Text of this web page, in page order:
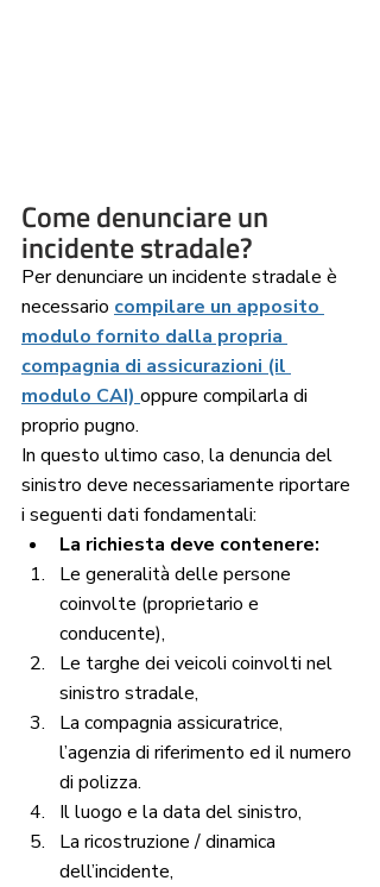
Come denunciare un
incidente stradale?
Per denunciare un incidente stradale è
necessario compilare un apposito
modulo fornito dalla propria
compagnia di assicurazioni (il
modulo CAI) oppure compilarla di
proprio pugno.
In questo ultimo caso, la denuncia del
sinistro deve necessariamente riportare
i seguenti dati fondamentali:
La richiesta deve contenere:
Le generalità delle persone
coinvolte (proprietario e
conducente),
Le targhe dei veicoli coinvolti nel
sinistro stradale,
La compagnia assicuratrice,
l’agenzia di riferimento ed il numero
di polizza.
Il luogo e la data del sinistro,
La ricostruzione / dinamica
dell’incidente,